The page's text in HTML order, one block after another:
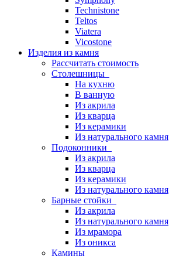
Technistone
Teltos
Viatera
Vicostone
Изделия из камня
Рассчитать стоимость
Столешницы
На кухню
В ванную
Из акрила
Из кварца
Из керамики
Из натурального камня
Подоконники
Из акрила
Из кварца
Из керамики
Из натурального камня
Барные стойки
Из акрила
Из натурального камня
Из мрамора
Из оникса
Камины